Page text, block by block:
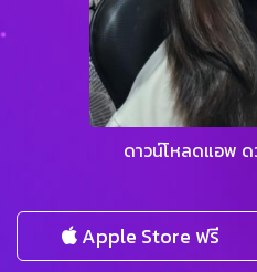
ดาวน์โหลดแอพ ด
Apple Store ฟรี